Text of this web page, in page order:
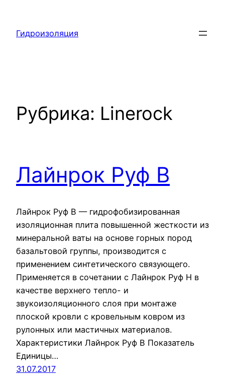
содержимому
Гидроизоляция
Рубрика: Linerock
Лайнрок Руф В
Лайнрок Руф В — гидрофобизированная
изоляционная плита повышенной жесткости из
минеральной ваты на основе горных пород
базальтовой группы, производится с
применением синтетического связующего.
Применяется в сочетании с Лайнрок Руф Н в
качестве верхнего тепло- и
звукоизоляционного слоя при монтаже
плоской кровли с кровельным ковром из
рулонных или мастичных материалов.
Характеристики Лайнрок Руф В Показатель
Единицы…
31.07.2017